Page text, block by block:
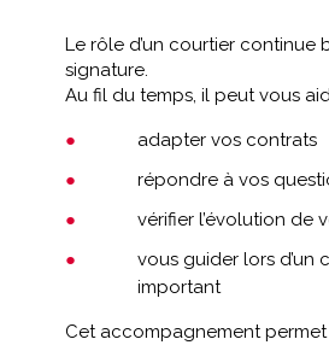
Le rôle d’un courtier continue
signature.
Au fil du temps, il peut vous
adapter vos contrats
répondre à vos
vérifier l’évolution de
vous guider lors d’un
important
Cet accompagnement